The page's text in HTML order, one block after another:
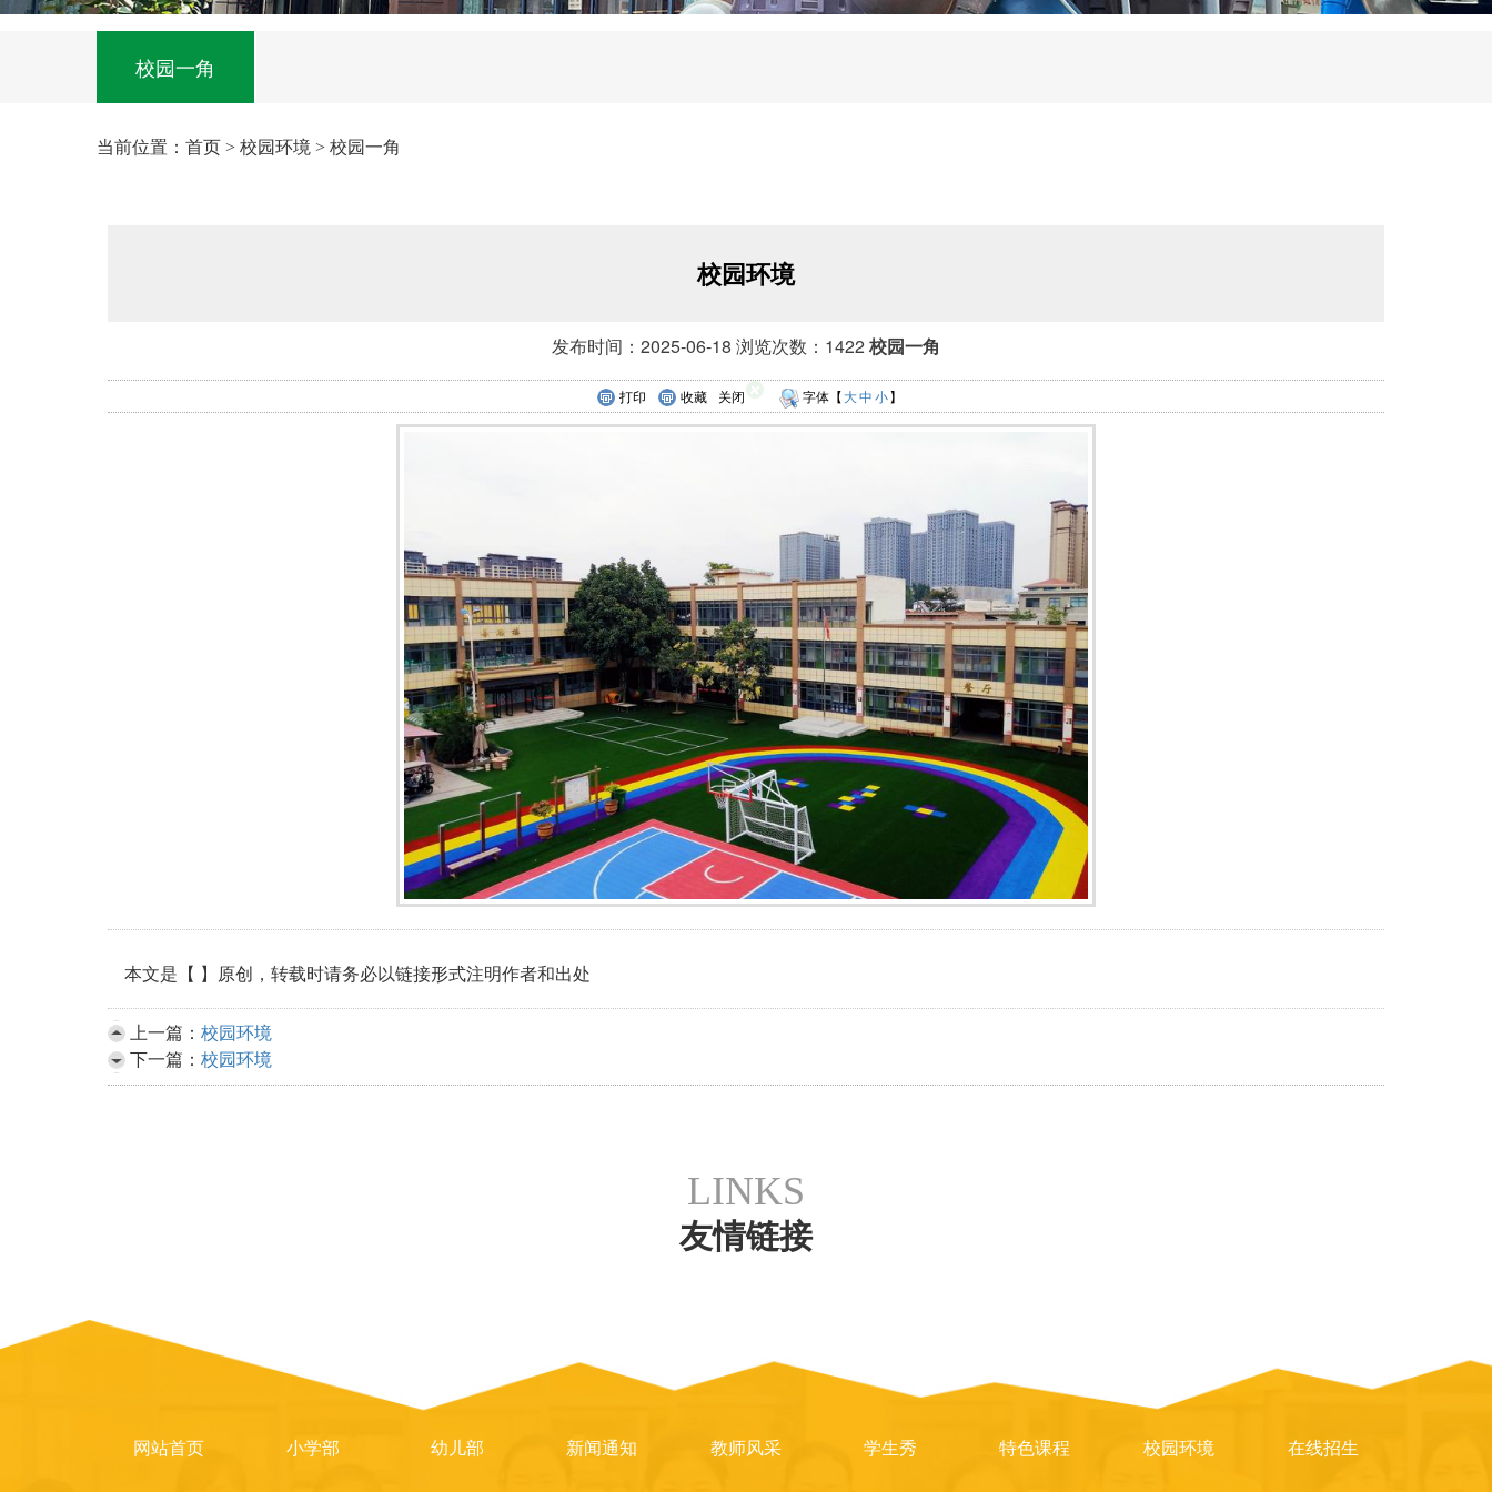
校园一角
当前位置： 首页 > 校园环境 > 校园一角
校园环境
发布时间：2025-06-18 浏览次数：1422 校园一角
打印 收藏 关闭 字体【大中小】
本文是【 】原创，转载时请务必以链接形式注明作者和出处
上一篇： 校园环境
下一篇： 校园环境
LINKS
友情链接
网站首页 小学部 幼儿部 新闻通知 教师风采 学生秀 特色课程 校园环境 在线招生